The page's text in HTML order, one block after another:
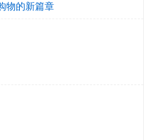
物的新篇章